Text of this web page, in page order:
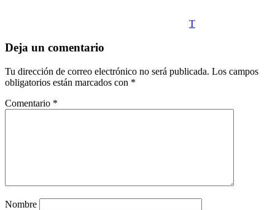
T
Deja un comentario
Tu dirección de correo electrónico no será publicada. Los campos
obligatorios están marcados con *
Comentario *
Nombre